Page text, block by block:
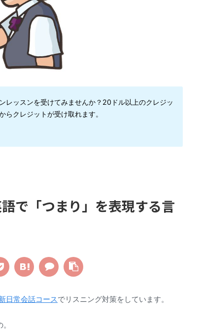
レッスンを受けてみませんか？20ドル以上のクレジッ
らクレジットが受け取れます。
で「つまり」を表現する言
日常会話コースでリスニング対策をしています。